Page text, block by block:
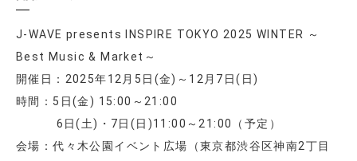
J-WAVE presents INSPIRE TOKYO 2025 WINTER ～
Best Music & Market～
開催日：2025年12月5日(金)～12月7日(日)
時間：5日(金) 15:00～21:00
6日(土)・7日(日)11:00～21:00（予定）
会場：代々木公園イベント広場（東京都渋谷区神南2丁目